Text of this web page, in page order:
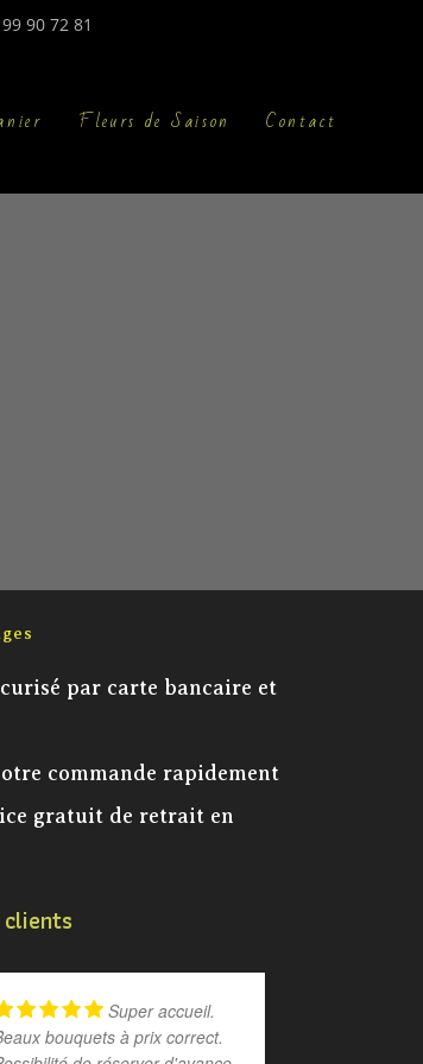
90 72 81
Fleurs de Saison Contact
par carte bancaire et
commande rapidement
gratuit de retrait en
Super accueil.
bouquets à prix correct.